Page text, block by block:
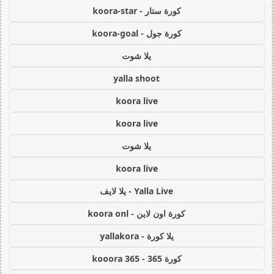
كورة ستار - koora-star
كورة جول - koora-goal
يلا شوت
yalla shoot
koora live
koora live
يلا شوت
koora live
Yalla Live - يلا لايف
كورة اون لاين - koora onl
يلا كورة - yallakora
كورة 365 - kooora 365